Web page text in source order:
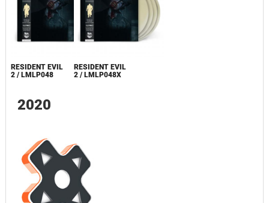
RESIDENT EVIL
2 / LMLP048
RESIDENT EVIL
2 / LMLP048X
2020